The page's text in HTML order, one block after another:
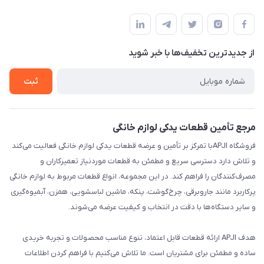
لیست محصولات
درباره ما
قوانین و مقررات
حریم خصوصی
راهنما
از جدید‌ترین تخفیف‌ها با‌ خبر شوید
ثبت
مرجع تأمین قطعات یدکی لوازم خانگی
فروشگاه APJIبا تمرکز بر تأمین و عرضه قطعات یدکی لوازم خانگی فعالیت می‌کند
و تلاش دارد دسترسی سریع و مطمئن به قطعات موردنیاز تعمیرکاران و
مصرف‌کنندگان را فراهم کند. در این مجموعه، انواع قطعات مربوط به لوازم خانگی
پرکاربرد مانند جاروبرقی، چرخ‌گوشت، پنکه، ماشین لباسشویی، همزن، آبمیوه‌گیری
و سایر دستگاه‌ها با دقت در انتخاب و کیفیت عرضه می‌شوند.
هدف APJI ارائه قطعات قابل اعتماد، تنوع مناسب محصولات و تجربه خریدی
ساده و مطمئن برای مشتریان است. ما تلاش می‌کنیم با فراهم کردن اطلاعات